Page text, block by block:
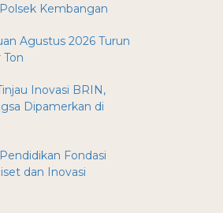
Kembangan
Agustus 2026 Turun
Ton
Inovasi BRIN,
Dipamerkan di
Fondasi
dan Inovasi